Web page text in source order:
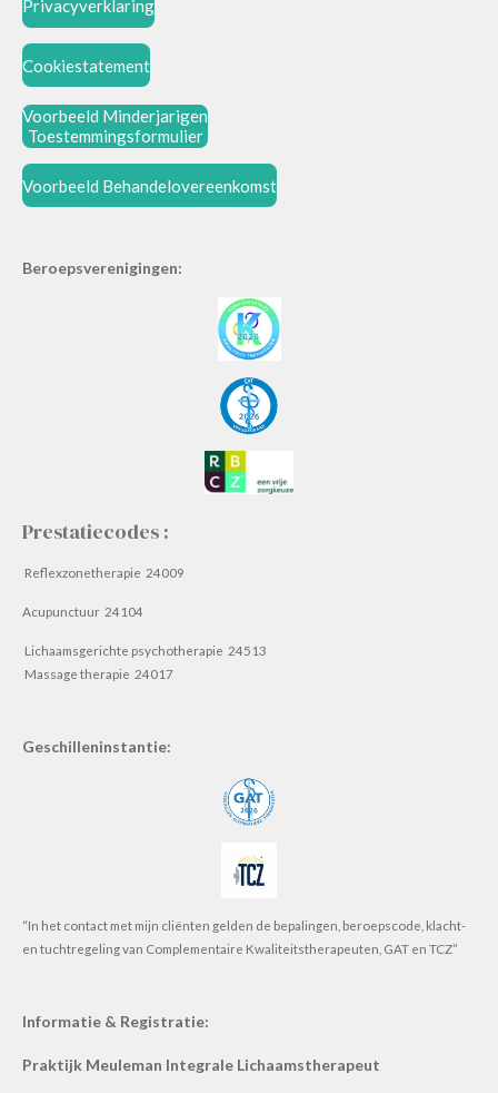
Privacyverklaring
Cookiestatement
Voorbeeld Minderjarigen
Toestemmingsformulier
Voorbeeld Behandelovereenkomst
Beroepsverenigingen:
Prestatiecodes :
Reflexzonetherapie 24009
Acupunctuur 24104
Lichaamsgerichte psychotherapie 24513
Massage therapie 24017
Geschilleninstantie:
“In het contact met mijn cliënten gelden de bepalingen, beroepscode, klacht-
en tuchtregeling van Complementaire Kwaliteitstherapeuten, GAT en TCZ”
Informatie & Registratie:
Praktijk Meuleman Integrale Lichaamstherapeut